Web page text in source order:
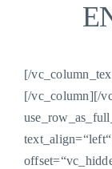
[/
[/vc_column][/